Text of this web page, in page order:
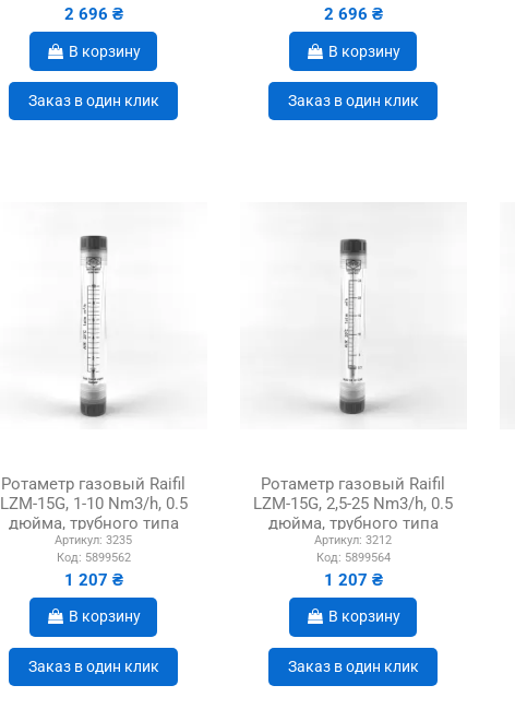
2 696 ₴
В корзину
Заказ в один клик
2 696 ₴
В корзину
Заказ в один клик
Ротаметр газовый Raifil
LZM-15G, 1-10 Nm3/h, 0.5
дюйма, трубного типа
Артикул: 3235
Код: 5899562
1 207 ₴
В корзину
Заказ в один клик
Ротаметр газовый Raifil
LZM-15G, 2,5-25 Nm3/h, 0.5
дюйма, трубного типа
Артикул: 3212
Код: 5899564
1 207 ₴
В корзину
Заказ в один клик